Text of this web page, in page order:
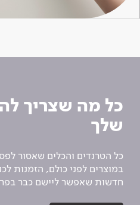
כל מה שצריך
שלך
כל הטרנדים והכלים שאסור
במוצרים לפני כולם, הזמנות
חדשות שאפשר ליישם כבר